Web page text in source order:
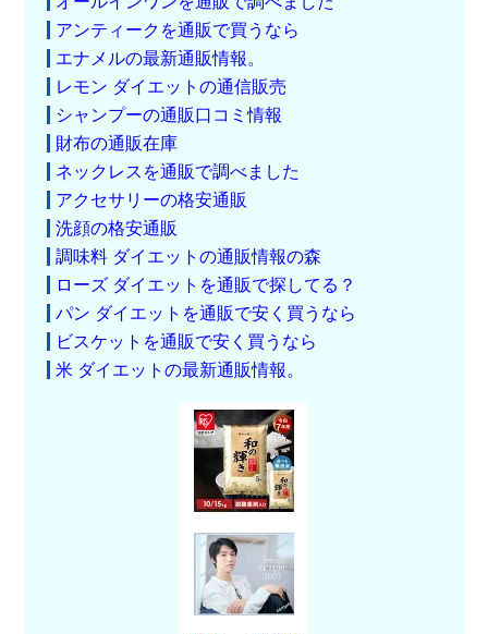
アンティークを通販で買うなら
エナメルの最新通販情報。
レモン ダイエットの通信販売
シャンプーの通販口コミ情報
財布の通販在庫
ネックレスを通販で調べました
アクセサリーの格安通販
洗顔の格安通販
調味料 ダイエットの通販情報の森
ローズ ダイエットを通販で探してる？
パン ダイエットを通販で安く買うなら
ビスケットを通販で安く買うなら
米 ダイエットの最新通販情報。